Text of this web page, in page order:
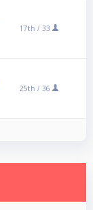
17th / 33
25th / 36